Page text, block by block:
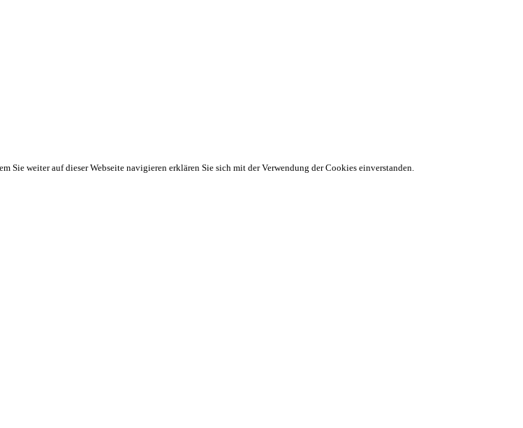
Sie weiter auf dieser Webseite navigieren erklären Sie sich mit der Verwendung der Cookies einverstanden.